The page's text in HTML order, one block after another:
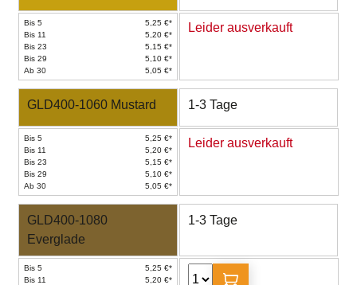
Bis 5
5,25 €*
Bis 11
5,20 €*
Bis 23
5,15 €*
Bis 29
5,10 €*
Ab 30
5,05 €*
Leider ausverkauft
GLD400-1060 Mustard 1-3 Tage
Bis 5
5,25 €*
Bis 11
5,20 €*
Bis 23
5,15 €*
Bis 29
5,10 €*
Ab 30
5,05 €*
Leider ausverkauft
GLD400-1080
Everglade
1-3 Tage
Bis 5
5,25 €*
Bis 11
5,20 €*